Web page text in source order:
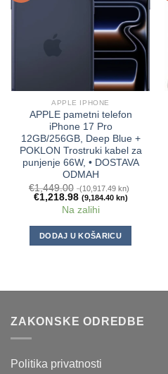
APPLE IPHONE
APPLE pametni telefon
iPhone 17 Pro
12GB/256GB, Deep Blue +
POKLON Trostruki kabel za
punjenje 66W, • DOSTAVA
ODMAH
€1,449.00 (10,917.49 kn)
€1,218.98 (9,184.40 kn)
Na zalihi
DODAJ U KOŠARICU
ZAKONSKE ODREDBE
Politika privatnosti